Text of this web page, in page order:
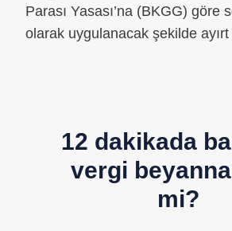
Parası Yasası’na (BKGG) göre
olarak uygulanacak şekilde
12 dakikada
vergi
mi?